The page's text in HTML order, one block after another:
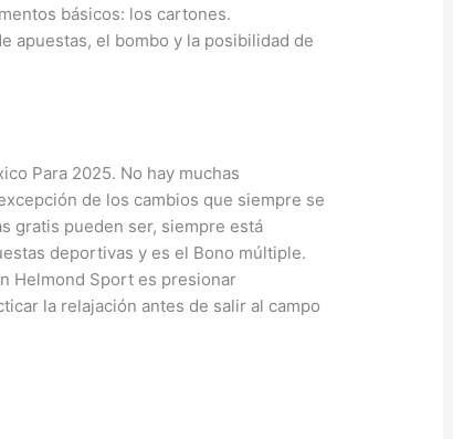
básicos: los cartones.
apuestas, el bombo y la posibilidad de
Para 2025. No hay muchas
de los cambios que siempre se
gratis pueden ser, siempre está
deportivas y es el Bono múltiple.
Helmond Sport es presionar
la relajación antes de salir al campo